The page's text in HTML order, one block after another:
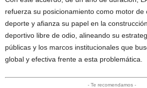
refuerza su posicionamiento como motor de
deporte y afianza su papel en la
deportivo libre de odio, alineando su
públicas y los marcos institucionales que
global y efectiva frente a esta problemática.
- Te recomendamos -